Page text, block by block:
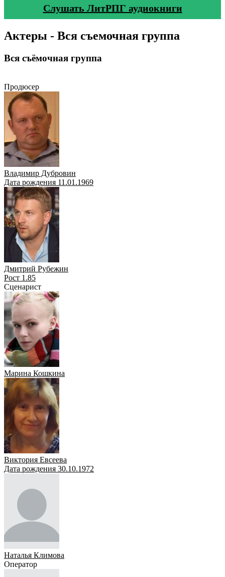
Слушать ЛитРПГ аудиокниги
Актеры - Вся съемочная группа
Вся съёмочная группа
Продюсер
Владимир Дубровин
Дата рождения 11.01.1969
Дмитрий Рубежин
Рост 1.85
Сценарист
Марина Кошкина
Виктория Евсеева
Дата рождения 30.10.1972
Наталья Климова
Оператор